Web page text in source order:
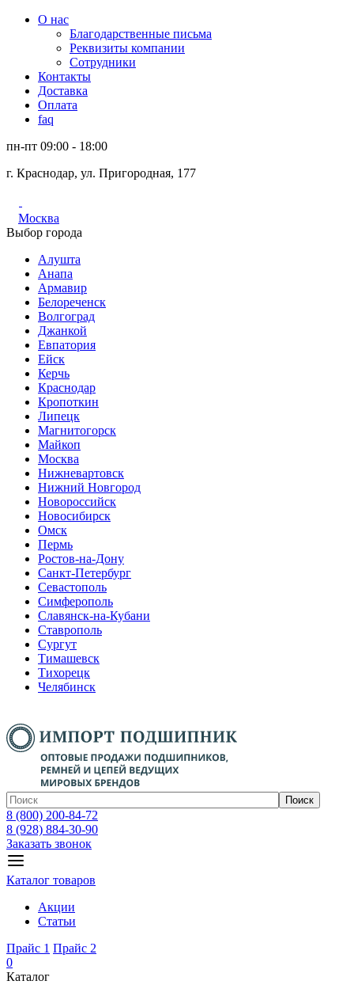
О нас
Благодарственные письма
Реквизиты компании
Сотрудники
Контакты
Доставка
Оплата
faq
пн-пт 09:00 - 18:00
г. Краснодар, ул. Пригородная, 177
Москва
Выбор города
Алушта
Анапа
Армавир
Белореченск
Волгоград
Джанкой
Евпатория
Ейск
Керчь
Краснодар
Кропоткин
Липецк
Магнитогорск
Майкоп
Москва
Нижневартовск
Нижний Новгород
Новороссийск
Новосибирск
Омск
Пермь
Ростов-на-Дону
Санкт-Петербург
Севастополь
Симферополь
Славянск-на-Кубани
Ставрополь
Сургут
Тимашевск
Тихорецк
Челябинск
Поиск
8 (800) 200-84-72
8 (928) 884-30-90
Заказать звонок
Каталог товаров
Акции
Статьи
Прайс 1 Прайс 2
0
Каталог